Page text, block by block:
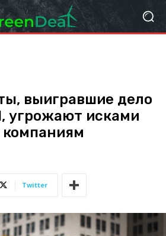
выигравшие дело
угрожают исками
Twitter